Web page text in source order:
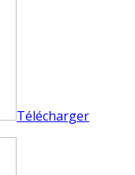
Télécharger